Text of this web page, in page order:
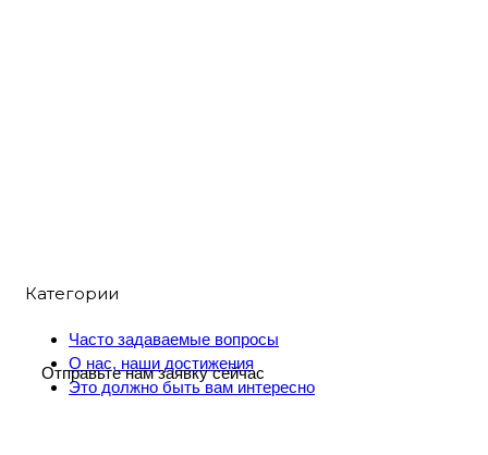
Категории
Часто задаваемые вопросы
О нас, наши достижения
Это должно быть вам интересно
Отправьте нам заявку сейчас